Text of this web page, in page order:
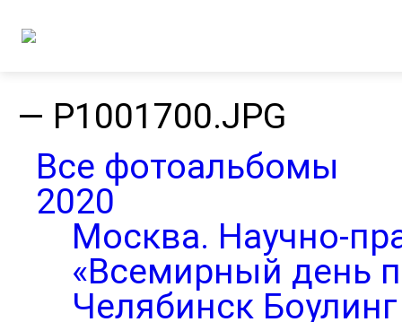
— P1001700.JPG
Все фотоальбомы
2020
Москва. Научно-
«Всемирный день
Челябинск